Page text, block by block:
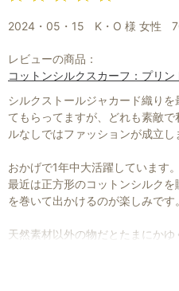
2024・05・15 K・O 様 女性
レビューの商品：
コットンシルクスカーフ：プリン
シルクストールジャカード織り
てもらってますが、どれも素敵
ルなしではファッションが成立し
おかげで1年中大活躍しています。
最近は正方形のコットンシルク
を巻いて出かけるのが楽しみです。
天然素材以外の物だとたまにかゆ